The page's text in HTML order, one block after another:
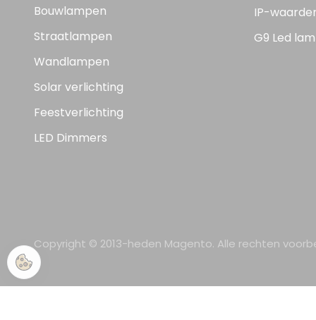
Bouwlampen
Straatlampen
Wandlampen
Solar verlichting
Feestverlichting
LED Dimmers
IP-
G9 Led
Copyright © 2013-heden Magento. Alle rechten